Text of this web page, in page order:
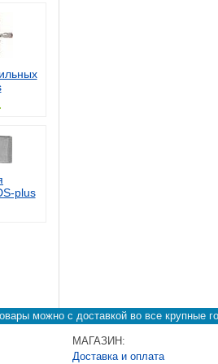
plus
можно с доставкой во все крупные
МАГАЗИН:
Доставка и оплата